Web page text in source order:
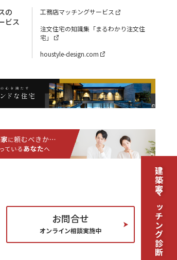
建築家マッチング診断
の
ビス
工務店マッチングサービス
注文住宅の知識集「まるわかり注文住
宅」
houstyle-design.com
お問合せ
オンライン相談実施中